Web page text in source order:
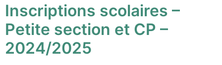
Inscriptions scolaires –
Petite section et CP –
2024/2025